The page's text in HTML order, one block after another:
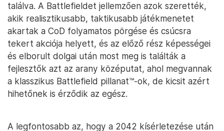
találva. A Battlefieldet jellemzően azok szerették,
akik realisztikusabb, taktikusabb játékmenetet
akartak a CoD folyamatos pörgése és csúcsra
tekert akciója helyett, és az előző rész képességei
és elborult dolgai után most meg is találták a
fejlesztők azt az arany középutat, ahol megvannak
a klasszikus Battlefield pillanat™-ok, de kicsit azért
hihetőnek is érződik az egész.
A legfontosabb az, hogy a 2042 kísérletezése után